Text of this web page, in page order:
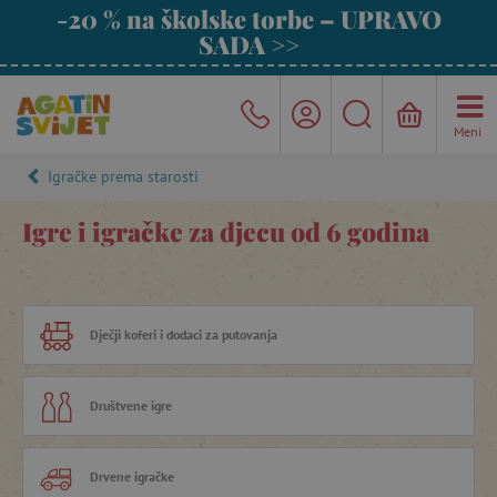
-20 % na školske torbe – UPRAVO
SADA >>
Meni
Igračke prema starosti
Igre i igračke za djecu od 6 godina
Dječji koferi i dodaci za putovanja
Društvene igre
Drvene igračke